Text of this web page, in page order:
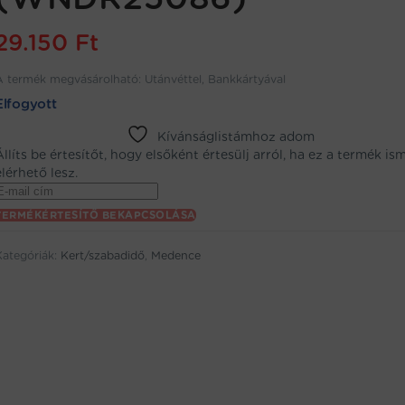
Ft
termék megvásárolható: Utánvéttel, Bankkártyával
Kívánságlistámhoz adom
be értesítőt, hogy elsőként értesülj arról, ha ez a termék
lesz.
BEKAPCSOLÁSA
Kert/szabadidő, Medence